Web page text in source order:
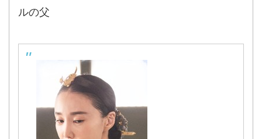
ルの父